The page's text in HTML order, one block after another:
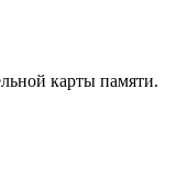
карты памяти.